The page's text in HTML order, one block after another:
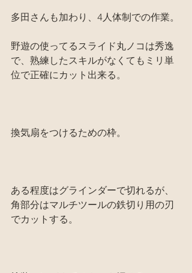
多田さんも加わり、4人体制での作業。
野遊の使ってるスライド丸ノコは秀逸
で、熟練したスキルがなくてもミリ単
位で正確にカット出来る。
換気扇をつけるための枠。
ある程度はグラインダーで切れるが、
角部分はマルチツールの鉄切り用の刃
でカットする。